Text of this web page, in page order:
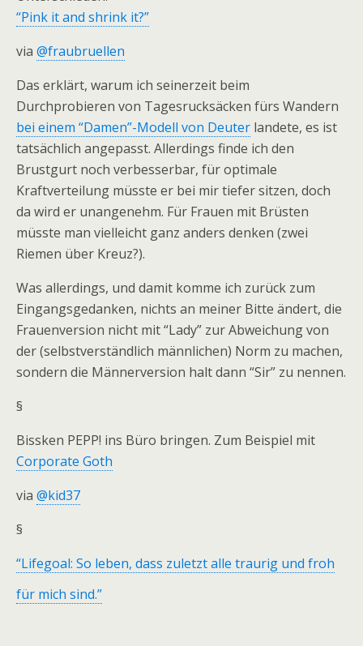
“Pink it and shrink it?”
via @fraubruellen
Das erklärt, warum ich seinerzeit beim
Durchprobieren von Tagesrucksäcken fürs Wandern
bei einem “Damen”-Modell von Deuter landete, es ist
tatsächlich angepasst. Allerdings finde ich den
Brustgurt noch verbesserbar, für optimale
Kraftverteilung müsste er bei mir tiefer sitzen, doch
da wird er unangenehm. Für Frauen mit Brüsten
müsste man vielleicht ganz anders denken (zwei
Riemen über Kreuz?).
Was allerdings, und damit komme ich zurück zum
Eingangsgedanken, nichts an meiner Bitte ändert, die
Frauenversion nicht mit “Lady” zur Abweichung von
der (selbstverständlich männlichen) Norm zu machen,
sondern die Männerversion halt dann “Sir” zu nennen.
§
Bissken PEPP! ins Büro bringen. Zum Beispiel mit
Corporate Goth
via @kid37
§
“Lifegoal: So leben, dass zuletzt alle traurig und froh
für mich sind.”